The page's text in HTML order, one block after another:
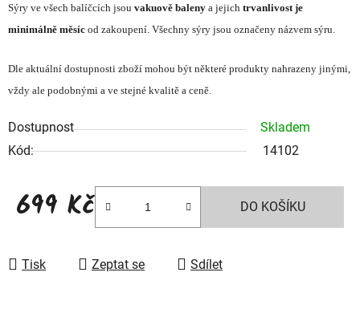
Sýry ve všech balíčcích jsou vakuově baleny a jejich trvanlivost je
minimálně měsíc od zakoupení. Všechny sýry jsou označeny názvem sýru.
Dle aktuální dostupnosti zboží mohou být některé produkty nahrazeny jinými,
vždy ale podobnými a ve stejné kvalitě a ceně.
Dostupnost
Skladem
Kód:
14102
699 Kč DO KOŠÍKU
Tisk Zeptat se Sdílet